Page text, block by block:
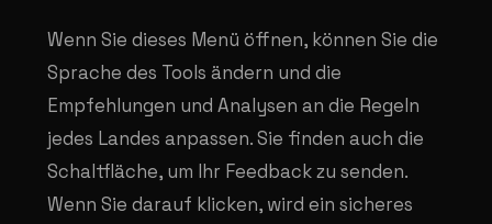
Wenn Sie dieses Menü öffnen, können Sie die
Sprache des Tools ändern und die
Empfehlungen und Analysen an die Regeln
jedes Landes anpassen. Sie finden auch die
Schaltfläche, um Ihr Feedback zu senden.
Wenn Sie darauf klicken, wird ein sicheres